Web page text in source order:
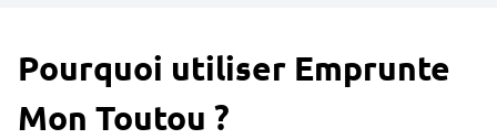
Pourquoi utiliser Emprunte
Mon Toutou ?